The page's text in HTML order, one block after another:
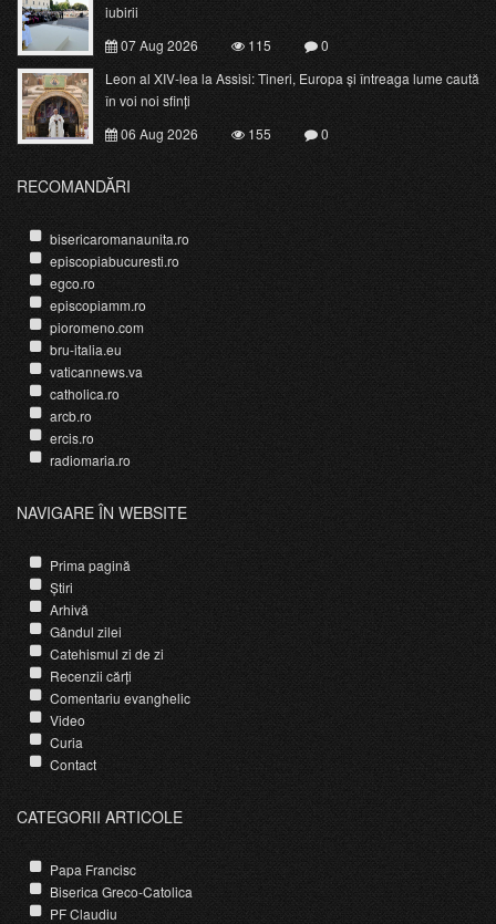
iubirii
07 Aug 2026
115
0
Leon al XIV-lea la Assisi: Tineri, Europa și întreaga lume caută
în voi noi sfinți
06 Aug 2026
155 0
RECOMANDĂRI
bisericaromanaunita.ro
episcopiabucuresti.ro
egco.ro
episcopiamm.ro
pioromeno.com
bru-italia.eu
vaticannews.va
catholica.ro
arcb.ro
ercis.ro
radiomaria.ro
NAVIGARE ÎN WEBSITE
Prima pagină
Știri
Arhivă
Gândul zilei
Catehismul zi de zi
Recenzii cărți
Comentariu evanghelic
Video
Curia
Contact
CATEGORII ARTICOLE
Papa Francisc
Biserica Greco-Catolica
PF Claudiu